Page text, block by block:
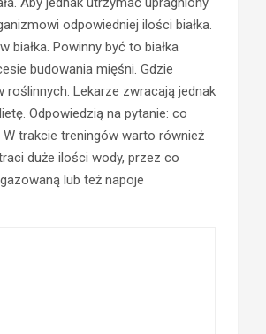
odpowiedniej ilości białka.
białka. Powinny być to białka
budowania mięśni. Gdzie
roślinnych. Lekarze zwracają jednak
Odpowiedzią na pytanie: co
trakcie treningów warto również
duże ilości wody, przez co
lub też napoje